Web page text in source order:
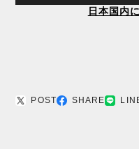
日本国内
POST SHARE